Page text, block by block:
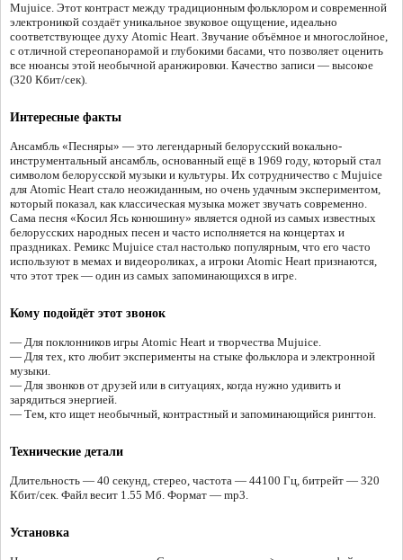
Mujuice. Этот контраст между традиционным фольклором и современной
электроникой создаёт уникальное звуковое ощущение, идеально
соответствующее духу Atomic Heart. Звучание объёмное и многослойное,
с отличной стереопанорамой и глубокими басами, что позволяет оценить
все нюансы этой необычной аранжировки. Качество записи — высокое
(320 Кбит/сек).
Интересные факты
Ансамбль «Песняры» — это легендарный белорусский вокально-
инструментальный ансамбль, основанный ещё в 1969 году, который стал
символом белорусской музыки и культуры. Их сотрудничество с Mujuice
для Atomic Heart стало неожиданным, но очень удачным экспериментом,
который показал, как классическая музыка может звучать современно.
Сама песня «Косил Ясь конюшину» является одной из самых известных
белорусских народных песен и часто исполняется на концертах и
праздниках. Ремикс Mujuice стал настолько популярным, что его часто
используют в мемах и видеороликах, а игроки Atomic Heart признаются,
что этот трек — один из самых запоминающихся в игре.
Кому подойдёт этот звонок
— Для поклонников игры Atomic Heart и творчества Mujuice.
— Для тех, кто любит эксперименты на стыке фольклора и электронной
музыки.
— Для звонков от друзей или в ситуациях, когда нужно удивить и
зарядиться энергией.
— Тем, кто ищет необычный, контрастный и запоминающийся рингтон.
Технические детали
Длительность — 40 секунд, стерео, частота — 44100 Гц, битрейт — 320
Кбит/сек. Файл весит 1.55 Мб. Формат — mp3.
Установка